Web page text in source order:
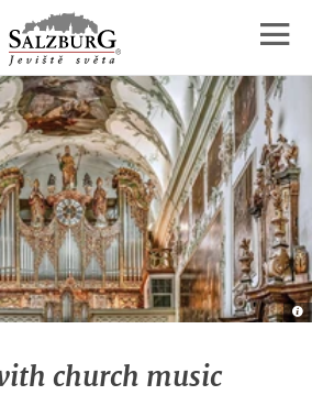
sr.skipnav.Zum
Inhalt
springen
sr.skipnav.Zum
Hauptmenü
springen
sr.skipnav.Zu
den
Kontaktinformationen
church music